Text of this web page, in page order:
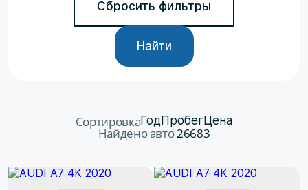
Сбросить фильтры
Найти
СортировкаГодПробегЦена
Найдено авто26683